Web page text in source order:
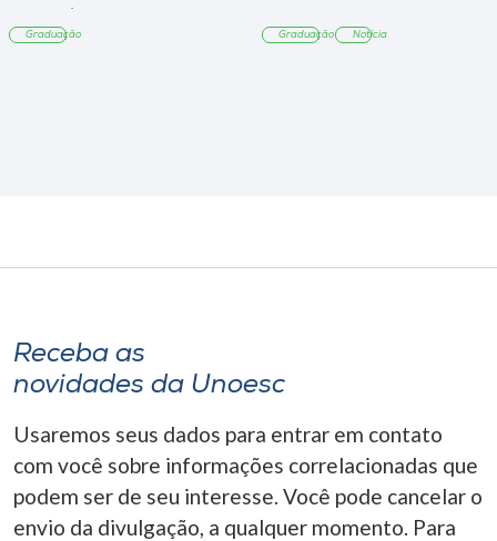
Graduação Graduação Notícia
Receba as
novidades da Unoesc
Usaremos seus dados para entrar em contato
com você sobre informações correlacionadas que
podem ser de seu interesse. Você pode cancelar o
envio da divulgação, a qualquer momento. Para